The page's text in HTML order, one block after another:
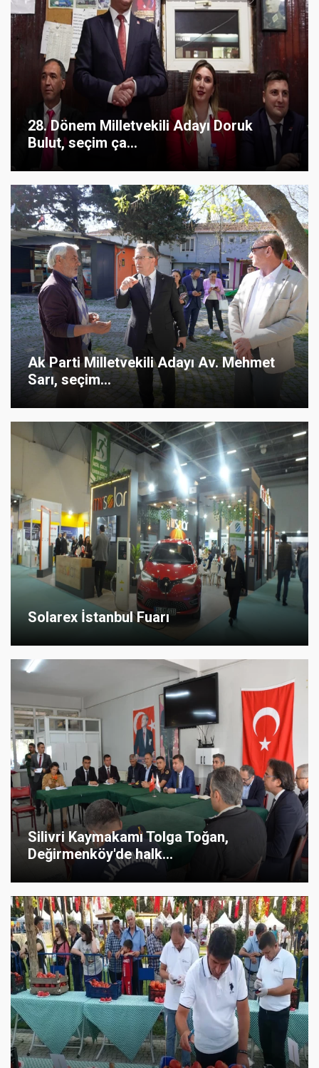
28. Dönem Milletvekili Adayı Doruk
Bulut, seçim ça...
Ak Parti Milletvekili Adayı Av. Mehmet
Sarı, seçim...
Solarex İstanbul Fuarı
Silivri Kaymakamı Tolga Toğan,
Değirmenköy'de halk...